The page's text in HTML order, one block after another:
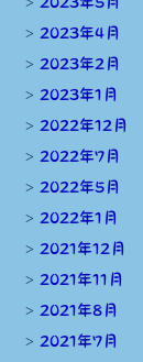
2023年4月
2023年2月
2023年1月
2022年12月
2022年7月
2022年5月
2022年1月
2021年12月
2021年11月
2021年8月
2021年7月